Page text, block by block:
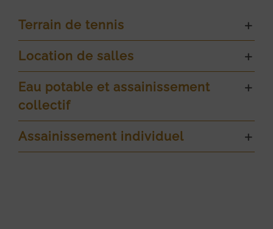
Terrain de tennis
Location de salles
Eau potable et assainissement
collectif
Assainissement individuel